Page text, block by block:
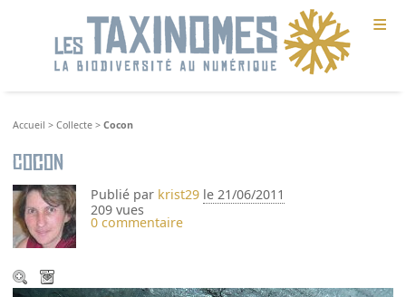
≡
Accueil >Collecte >Cocon
Cocon
Publié par krist29 le 21/06/2011
209 vues
0 commentaire